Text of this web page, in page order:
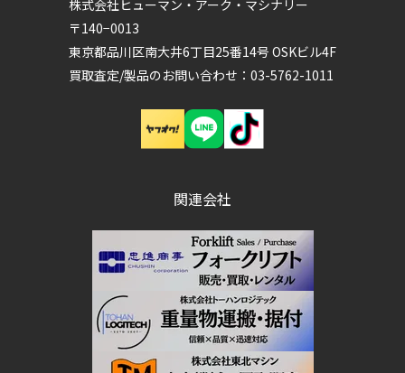
株式会社ヒューマン・アーク・マシナリー
〒140−0013
東京都品川区南大井6丁目25番14号 OSKビル4F
買取査定/製品のお問い合わせ：03-5762-1011
関連会社